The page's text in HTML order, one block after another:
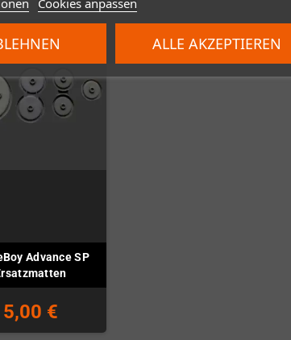
ALLE AKZEPTIEREN
Advance SP
5,00 €